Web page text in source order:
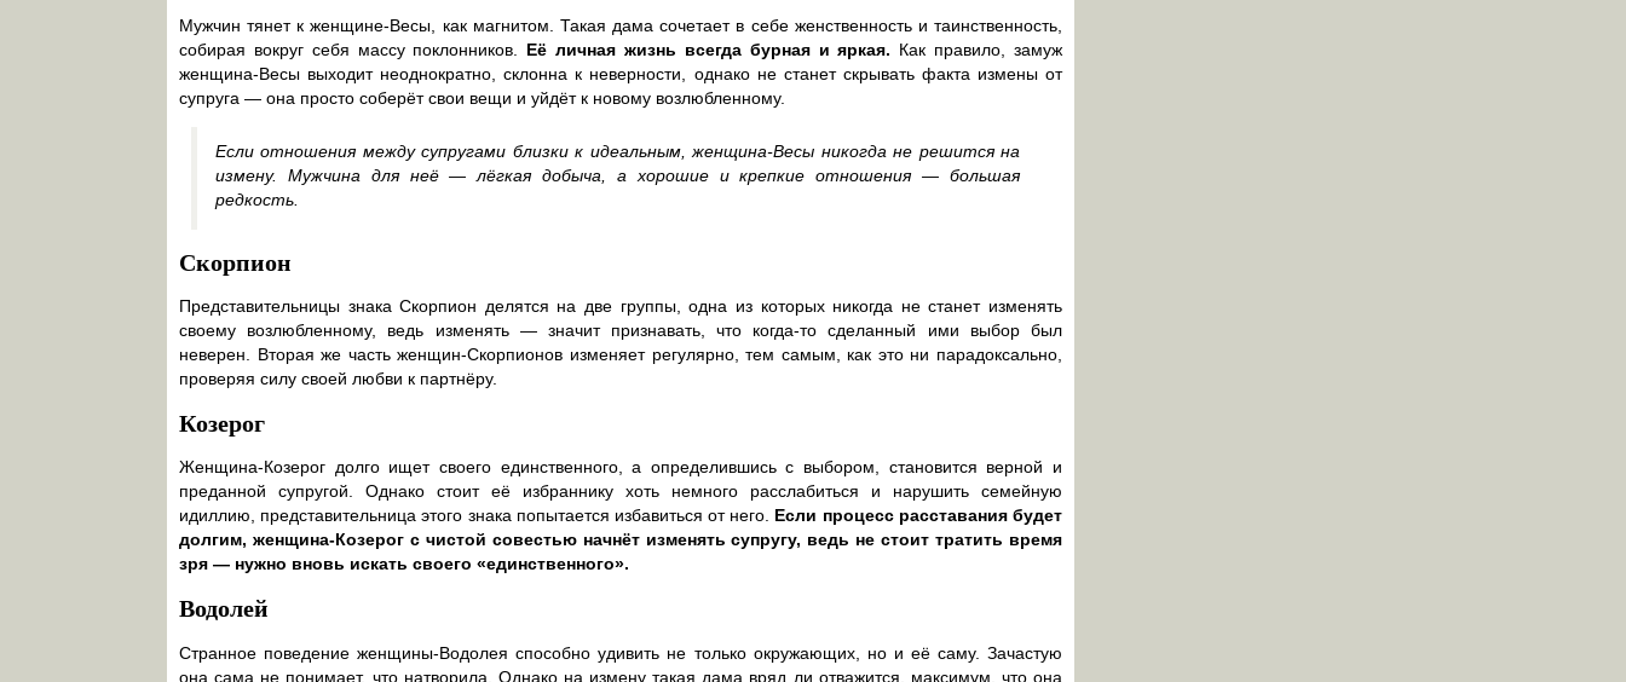
Мужчин тянет к женщине-Весы, как магнитом. Такая дама сочетает в себе женственность и таинственность,
собирая вокруг себя массу поклонников. Её личная жизнь всегда бурная и яркая. Как правило, замуж
женщина-Весы выходит неоднократно, склонна к неверности, однако не станет скрывать факта измены от
супруга — она просто соберёт свои вещи и уйдёт к новому возлюбленному.
Если отношения между супругами близки к идеальным, женщина-Весы никогда не решится на
измену. Мужчина для неё — лёгкая добыча, а хорошие и крепкие отношения — большая
редкость.
Скорпион
Представительницы знака Скорпион делятся на две группы, одна из которых никогда не станет изменять
своему возлюбленному, ведь изменять — значит признавать, что когда-то сделанный ими выбор был
неверен. Вторая же часть женщин-Скорпионов изменяет регулярно, тем самым, как это ни парадоксально,
проверяя силу своей любви к партнёру.
Козерог
Женщина-Козерог долго ищет своего единственного, а определившись с выбором, становится верной и
преданной супругой. Однако стоит её избраннику хоть немного расслабиться и нарушить семейную
идиллию, представительница этого знака попытается избавиться от него. Если процесс расставания будет
долгим, женщина-Козерог с чистой совестью начнёт изменять супругу, ведь не стоит тратить время
зря — нужно вновь искать своего «единственного».
Водолей
Странное поведение женщины-Водолея способно удивить не только окружающих, но и её саму. Зачастую
она сама не понимает, что натворила. Однако на измену такая дама вряд ли отважится, максимум, что она